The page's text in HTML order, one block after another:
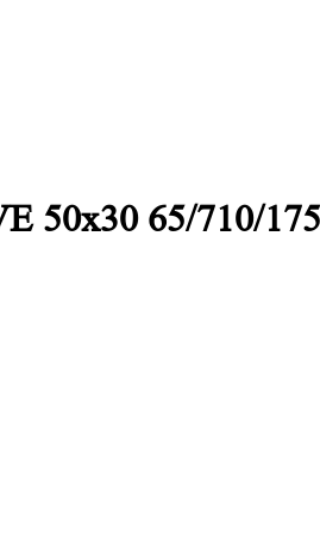
50х30 65/710/